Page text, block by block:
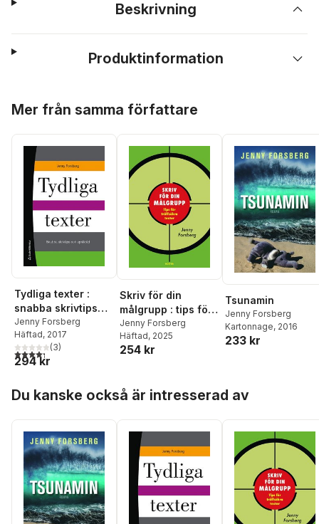
Beskrivning
Produktinformation
Mer från samma författare
Tydliga texter :
snabba skrivtips
och språkråd
Jenny Forsberg
Häftad, 2017
4,3utav 5 stjärnor. Totalt antal röster:
(3)
294 kr
Skriv för din
målgrupp : tips för
träffsäkra texter
Jenny Forsberg
Häftad, 2025
254 kr
Tsunamin
Jenny Forsberg
Kartonnage, 2016
233 kr
Du kanske också är intresserad av